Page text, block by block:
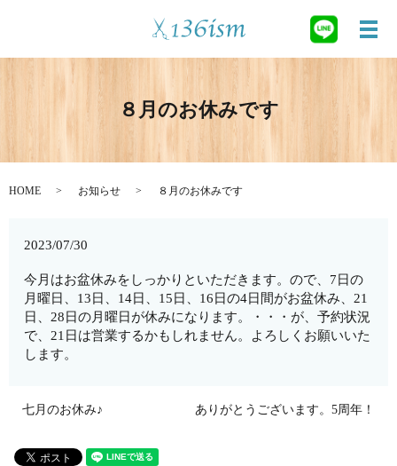
メ
８月のお休みです
HOME お知らせ ８月のお休みです
2023/07/30
今月はお盆休みをしっかりといただきます。ので、7日の
月曜日、13日、14日、15日、16日の4日間がお盆休み、21
日、28日の月曜日が休みになります。・・・が、予約状況
で、21日は営業するかもしれません。よろしくお願いいた
します。
七月のお休み♪ ありがとうございます。5周年！